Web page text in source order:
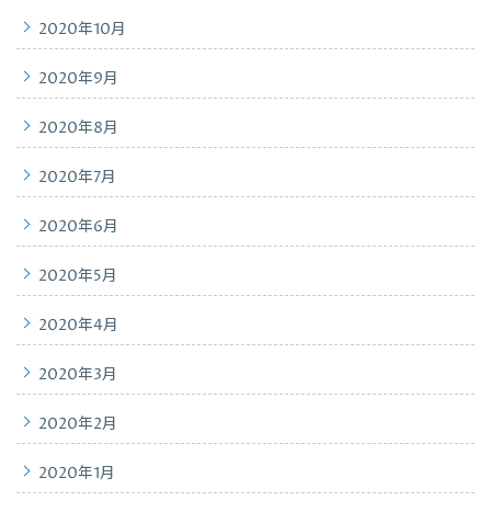
2020年10月
2020年9月
2020年8月
2020年7月
2020年6月
2020年5月
2020年4月
2020年3月
2020年2月
2020年1月